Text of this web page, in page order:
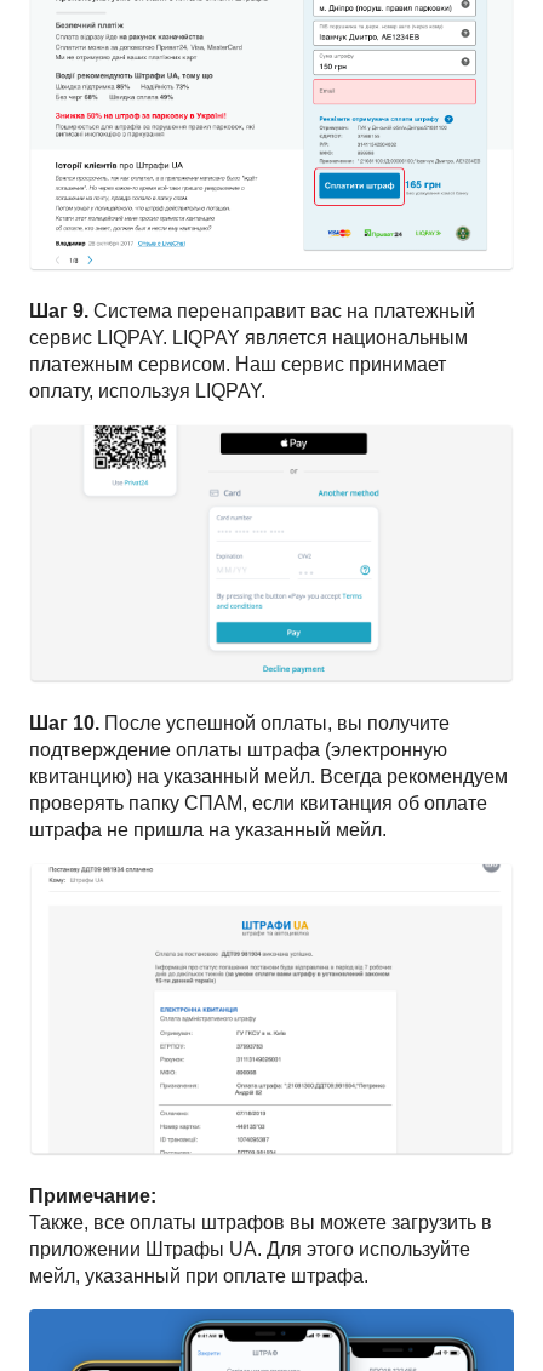
Шаг 9. Система перенаправит вас на платежный
сервис LIQPAY. LIQPAY является национальным
платежным сервисом. Наш сервис принимает
оплату, используя LIQPAY.
Шаг 10. После успешной оплаты, вы получите
подтверждение оплаты штрафа (электронную
квитанцию) на указанный мейл. Всегда рекомендуем
проверять папку СПАМ, если квитанция об оплате
штрафа не пришла на указанный мейл.
Примечание:
Также, все оплаты штрафов вы можете загрузить в
приложении Штрафы UA. Для этого используйте
мейл, указанный при оплате штрафа.